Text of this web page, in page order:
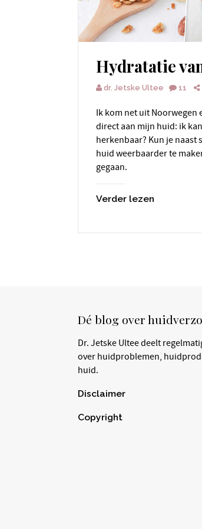
Hydratatie
dr. Jetske Ultee 11
Ik kom net uit Noorwegen en daar was het flink koud. En dat merk ik
direct aan mijn huid: ik
herkenbaar? Kun je naast
huid weerbaarder te
gegaan.
Verder lezen
Dé blog over
Dr. Jetske Ultee deelt
over huidproblemen,
huid.
Disclaimer
Copyright